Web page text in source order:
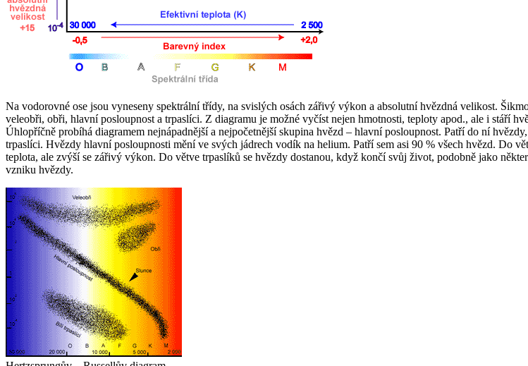
Na vodorovné ose jsou vyneseny spektrální třídy, na svislých osách zářivý výkon a absolutní hvězdná velikost.
veleobři, obři, hlavní posloupnost a trpaslíci. Z diagramu je možné vyčíst nejen hmotnosti, teploty apod., ale i stáří
Úhlopříčně probíhá diagramem nejnápadnější a nejpočetnější skupina hvězd – hlavní posloupnost. Patří do ní
trpaslíci. Hvězdy hlavní posloupnosti mění ve svých jádrech vodík na helium. Patří sem asi 90 % všech hvězd. Do
teplota, ale zvýší se zářivý výkon. Do větve trpaslíků se hvězdy dostanou, když končí svůj život, podobně jako
vzniku hvězdy.